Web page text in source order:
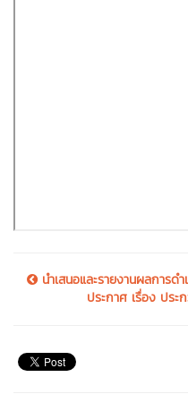
นำเสนอและรายงานผลการด
ประกาศ เรื่อง ปร